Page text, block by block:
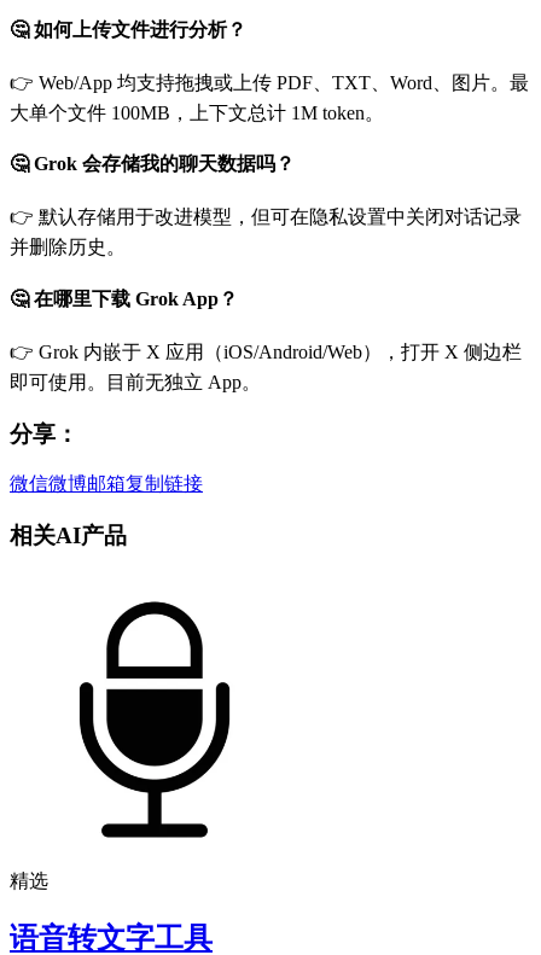
🤔 如何上传文件进行分析？
👉 Web/App 均支持拖拽或上传 PDF、TXT、Word、图片。最
大单个文件 100MB，上下文总计 1M token。
🤔 Grok 会存储我的聊天数据吗？
👉 默认存储用于改进模型，但可在隐私设置中关闭对话记录
并删除历史。
🤔 在哪里下载 Grok App？
👉 Grok 内嵌于 X 应用（iOS/Android/Web），打开 X 侧边栏
即可使用。目前无独立 App。
分享：
微信微博邮箱复制链接
相关AI产品
精选
语音转文字工具